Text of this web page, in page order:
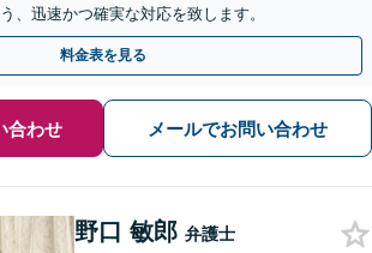
、迅速かつ確実な対応を致します。
料金表を見る
合わせ メールでお問い合わせ
野口 敏郎 弁護士